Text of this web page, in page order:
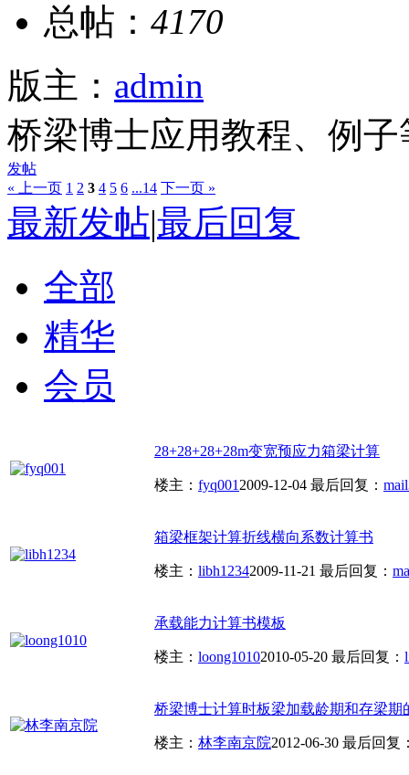
总帖： 4170
版主： admin
桥梁博士应用教程、例子
发帖
« 上一页 1 2 3 4 5 6 ...14 下一页 »
最新发帖|最后回复
全部
精华
会员
28+28+28+28m变宽预应力箱梁计算
楼主： fyq0012009-12-04 最后回复：
箱梁框架计算折线横向系数计算书
楼主： libh12342009-11-21 最后回复：
承载能力计算书模板
楼主： loong10102010-05-20 最后回复：
桥梁博士计算时板梁加载龄期和存梁期
楼主： 林李南京院2012-06-30 最后回复